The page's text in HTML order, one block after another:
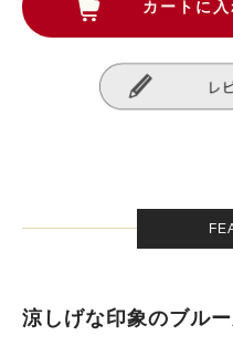
涼しげな印象のブル